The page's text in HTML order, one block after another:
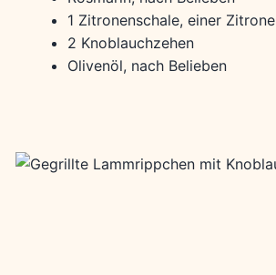
1 Zitronenschale, einer Zitrone
2 Knoblauchzehen
Olivenöl, nach Belieben